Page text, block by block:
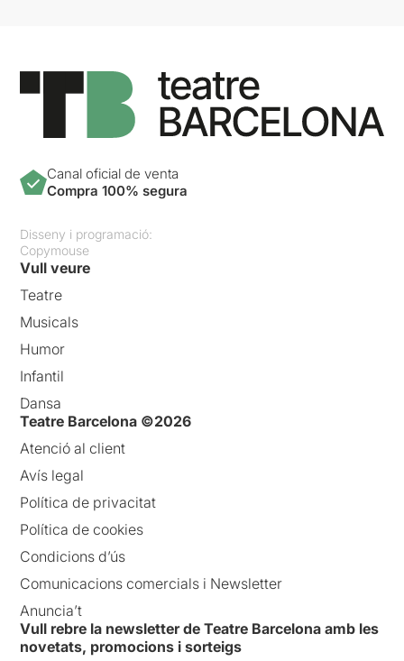
Canal oficial de venta
Compra 100% segura
Disseny i programació:
Copymouse
Vull veure
Teatre
Musicals
Humor
Infantil
Dansa
Teatre Barcelona ©2026
Atenció al client
Avís legal
Política de privacitat
Política de cookies
Condicions d’ús
Comunicacions comercials i Newsletter
Anuncia’t
Vull rebre la newsletter de Teatre Barcelona amb les
novetats, promocions i sorteigs